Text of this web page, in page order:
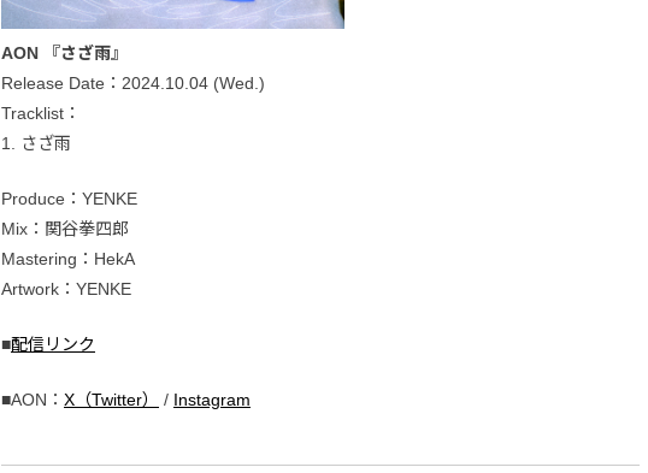
AON 『さざ雨』
Release Date：2024.10.04 (Wed.)
Tracklist：
1. さざ雨
Produce：YENKE
Mix：関谷拳四郎
Mastering：HekA
Artwork：YENKE
■配信リンク
■AON： X（Twitter） / Instagram